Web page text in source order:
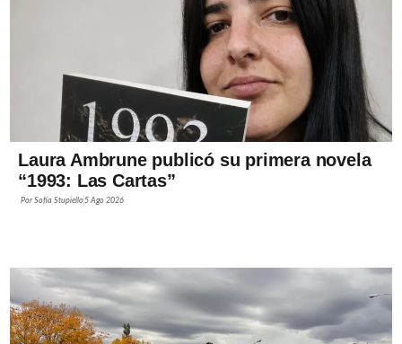
Laura Ambrune publicó su primera novela
“1993: Las Cartas”
PorSofía Stupiello5 Ago 2026